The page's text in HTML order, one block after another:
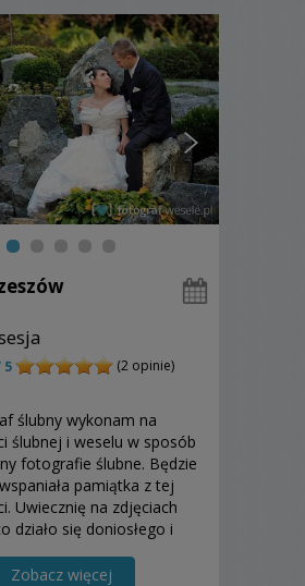
5
(2 opinie)
ślubny wykonam na
ślubnej i weselu w sposób
fotografie ślubne. Będzie
pamiątka z tej
Uwiecznię na zdjęciach
działo się doniosłego i
Zobacz więcej